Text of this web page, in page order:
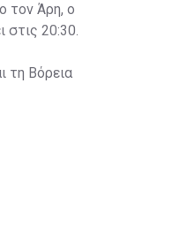
τον Άρη, ο
στις 20:30.
τη Βόρεια